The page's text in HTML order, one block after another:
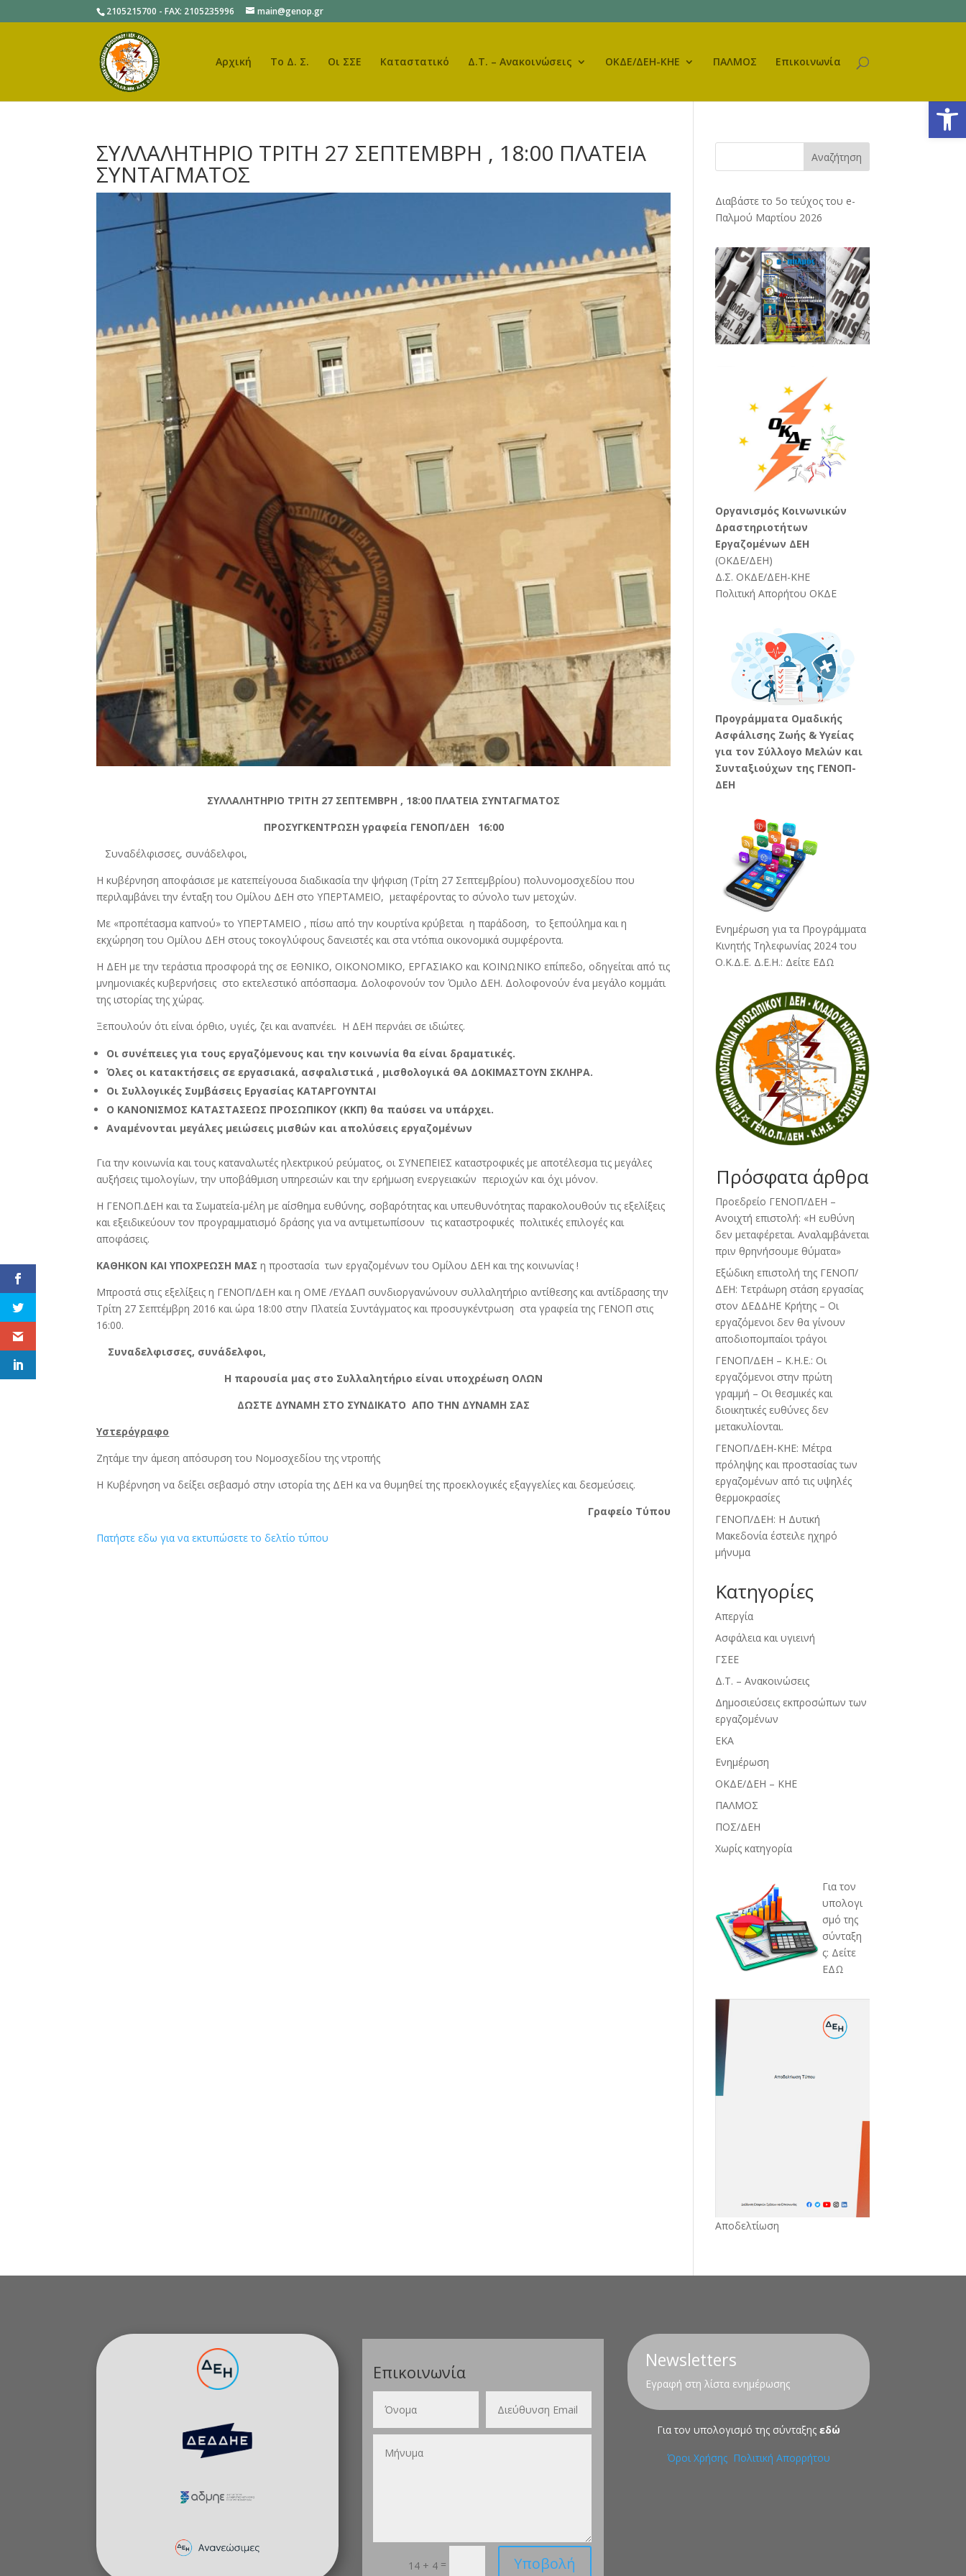
2105215700 - FAX: 2105235996 main@genop.gr
Αρχική Το Δ. Σ. Οι ΣΣΕ Καταστατικό Δ.Τ. – Ανακοινώσεις ΟΚΔΕ/ΔΕΗ-ΚΗΕ ΠΑΛΜΟΣ Επικοινωνία
ΣΥΛΛΑΛΗΤΗΡΙΟ ΤΡΙΤΗ 27 ΣΕΠΤΕΜΒΡΗ , 18:00 ΠΛΑΤΕΙΑ
ΣΥΝΤΑΓΜΑΤΟΣ
ΣΥΛΛΑΛΗΤΗΡΙΟ ΤΡΙΤΗ 27 ΣΕΠΤΕΜΒΡΗ , 18:00 ΠΛΑΤΕΙΑ ΣΥΝΤΑΓΜΑΤΟΣ
ΠΡΟΣΥΓΚΕΝΤΡΩΣΗ γραφεία ΓΕΝΟΠ/ΔΕΗ 16:00
Συναδέλφισσες, συνάδελφοι,
Η κυβέρνηση αποφάσισε με κατεπείγουσα διαδικασία την ψήφιση (Τρίτη 27 Σεπτεμβρίου) πολυνομοσχεδίου που
περιλαμβάνει την ένταξη του Ομίλου ΔΕΗ στο ΥΠΕΡΤΑΜΕΙΟ, μεταφέροντας το σύνολο των μετοχών.
Με «προπέτασμα καπνού» το ΥΠΕΡΤΑΜΕΙΟ , πίσω από την κουρτίνα κρύβεται η παράδοση, το ξεπούλημα και η
εκχώρηση του Ομίλου ΔΕΗ στους τοκογλύφους δανειστές και στα ντόπια οικονομικά συμφέροντα.
Η ΔΕΗ με την τεράστια προσφορά της σε ΕΘΝΙΚΟ, ΟΙΚΟΝΟΜΙΚΟ, ΕΡΓΑΣΙΑΚΟ και ΚΟΙΝΩΝΙΚΟ επίπεδο, οδηγείται από τις
μνημονιακές κυβερνήσεις στο εκτελεστικό απόσπασμα. Δολοφονούν τον Όμιλο ΔΕΗ. Δολοφονούν ένα μεγάλο κομμάτι
της ιστορίας της χώρας.
Ξεπουλούν ότι είναι όρθιο, υγιές, ζει και αναπνέει. Η ΔΕΗ περνάει σε ιδιώτες.
Οι συνέπειες για τους εργαζόμενους και την κοινωνία θα είναι δραματικές.
Όλες οι κατακτήσεις σε εργασιακά, ασφαλιστικά , μισθολογικά ΘΑ ΔΟΚΙΜΑΣΤΟΥΝ ΣΚΛΗΡΑ.
Οι Συλλογικές Συμβάσεις Εργασίας ΚΑΤΑΡΓΟΥΝΤΑΙ
Ο ΚΑΝΟΝΙΣΜΟΣ ΚΑΤΑΣΤΑΣΕΩΣ ΠΡΟΣΩΠΙΚΟΥ (ΚΚΠ) θα παύσει να υπάρχει.
Αναμένονται μεγάλες μειώσεις μισθών και απολύσεις εργαζομένων
Για την κοινωνία και τους καταναλωτές ηλεκτρικού ρεύματος, οι ΣΥΝΕΠΕΙΕΣ καταστροφικές με αποτέλεσμα τις μεγάλες
αυξήσεις τιμολογίων, την υποβάθμιση υπηρεσιών και την ερήμωση ενεργειακών περιοχών και όχι μόνον.
Η ΓΕΝΟΠ.ΔΕΗ και τα Σωματεία-μέλη με αίσθημα ευθύνης, σοβαρότητας και υπευθυνότητας παρακολουθούν τις εξελίξεις
και εξειδικεύουν τον προγραμματισμό δράσης για να αντιμετωπίσουν τις καταστροφικές πολιτικές επιλογές και
αποφάσεις.
ΚΑΘΗΚΟΝ ΚΑΙ ΥΠΟΧΡΕΩΣΗ ΜΑΣ η προστασία των εργαζομένων του Ομίλου ΔΕΗ και της κοινωνίας !
Μπροστά στις εξελίξεις η ΓΕΝΟΠ/ΔΕΗ και η ΟΜΕ /ΕΥΔΑΠ συνδιοργανώνουν συλλαλητήριο αντίθεσης και αντίδρασης την
Τρίτη 27 Σεπτέμβρη 2016 και ώρα 18:00 στην Πλατεία Συντάγματος και προσυγκέντρωση στα γραφεία της ΓΕΝΟΠ στις
16:00.
Συναδελφισσες, συνάδελφοι,
Η παρουσία μας στο Συλλαλητήριο είναι υποχρέωση ΟΛΩΝ
ΔΩΣΤΕ ΔΥΝΑΜΗ ΣΤΟ ΣΥΝΔΙΚΑΤΟ ΑΠΟ ΤΗΝ ΔΥΝΑΜΗ ΣΑΣ
Υστερόγραφο
Ζητάμε την άμεση απόσυρση του Νομοσχεδίου της ντροπής
Η Κυβέρνηση να δείξει σεβασμό στην ιστορία της ΔΕΗ κα να θυμηθεί της προεκλογικές εξαγγελίες και δεσμεύσεις.
Γραφείο Τύπου
Πατήστε εδω για να εκτυπώσετε το δελτίο τύπου
Αναζήτηση
Διαβάστε το 5ο τεύχος του e-
Παλμού Μαρτίου 2026
Oργανισμός Κοινωνικών
Δραστηριοτήτων
Εργαζομένων ΔΕΗ
(ΟΚΔΕ/ΔΕΗ)
Δ.Σ. ΟΚΔΕ/ΔΕΗ-ΚΗΕ
Πολιτική Απορήτου ΟΚΔΕ
Προγράμματα Ομαδικής
Ασφάλισης Ζωής & Υγείας
για τον Σύλλογο Μελών και
Συνταξιούχων της ΓΕΝΟΠ-
ΔΕΗ
Ενημέρωση για τα Προγράμματα
Κινητής Τηλεφωνίας 2024 του
Ο.Κ.Δ.Ε. Δ.Ε.Η.: Δείτε ΕΔΩ
Πρόσφατα άρθρα
Προεδρείο ΓΕΝΟΠ/ΔΕΗ –
Ανοιχτή επιστολή: «Η ευθύνη
δεν μεταφέρεται. Αναλαμβάνεται
πριν θρηνήσουμε θύματα»
Εξώδικη επιστολή της ΓΕΝΟΠ/
ΔΕΗ: Τετράωρη στάση εργασίας
στον ΔΕΔΔΗΕ Κρήτης – Οι
εργαζόμενοι δεν θα γίνουν
αποδιοπομπαίοι τράγοι
ΓΕΝΟΠ/ΔΕΗ – Κ.Η.Ε.: Οι
εργαζόμενοι στην πρώτη
γραμμή – Οι θεσμικές και
διοικητικές ευθύνες δεν
μετακυλίονται.
ΓΕΝΟΠ/ΔΕΗ-ΚΗΕ: Μέτρα
πρόληψης και προστασίας των
εργαζομένων από τις υψηλές
θερμοκρασίες
ΓΕΝΟΠ/ΔΕΗ: Η Δυτική
Μακεδονία έστειλε ηχηρό
μήνυμα
Kατηγορίες
Απεργία
Ασφάλεια και υγιεινή
ΓΣΕΕ
Δ.Τ. – Ανακοινώσεις
Δημοσιεύσεις εκπροσώπων των
εργαζομένων
ΕΚΑ
Ενημέρωση
ΟΚΔΕ/ΔΕΗ – ΚΗΕ
ΠΑΛΜΟΣ
ΠΟΣ/ΔΕΗ
Χωρίς κατηγορία
Για τον
υπολογι
σμό της
σύνταξη
ς: Δείτε
ΕΔΩ
Αποδελτίωση
Επικοινωνία
14 + 4 = Υποβολή
Newsletters
Εγραφή στη λίστα ενημέρωσης
Για τον υπολογισμό της σύνταξης εδώ
Όροι Χρήσης Πολιτική Απορρήτου